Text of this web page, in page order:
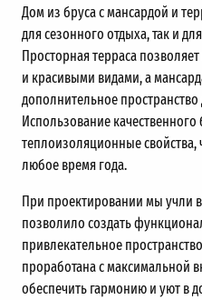
Дом из бруса с мансардой и
для сезонного отдыха, так и
Просторная терраса
и красивыми видами, а
дополнительное
Использование
теплоизоляционные
любое время года.
При проектировании мы учли
позволило создать
привлекательное
проработана с максимальной
обеспечить гармонию и уют в